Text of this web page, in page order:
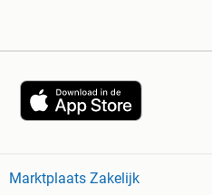
Marktplaats Zakelijk